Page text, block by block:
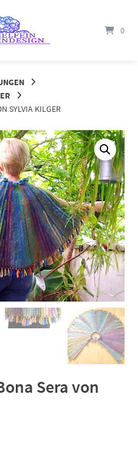
0
SYLVIA KILGER
Sera von